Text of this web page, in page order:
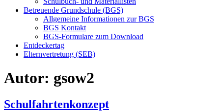
Betreuende Grundschule (BGS)
Allgemeine Informationen zur BGS
BGS Kontakt
BGS-Formulare zum Download
Entdeckertag
Elternvertretung (SEB)
Autor: gsow2
Schulfahrtenkonzept